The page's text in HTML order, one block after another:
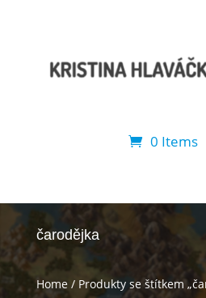
0 Items
čarodějka
Home/ Produkty se štítkem